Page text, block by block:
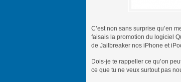
C’est non sans surprise qu’en
faisais la promotion du logiciel
de Jailbreaker nos iPhone et
Dois-je te rappeller ce qu’on
ce que tu ne veux surtout pas